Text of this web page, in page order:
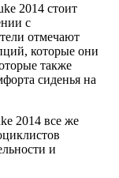
2014 стоит
с
отмечают
которые они
также
сиденья на
2014 все же
и